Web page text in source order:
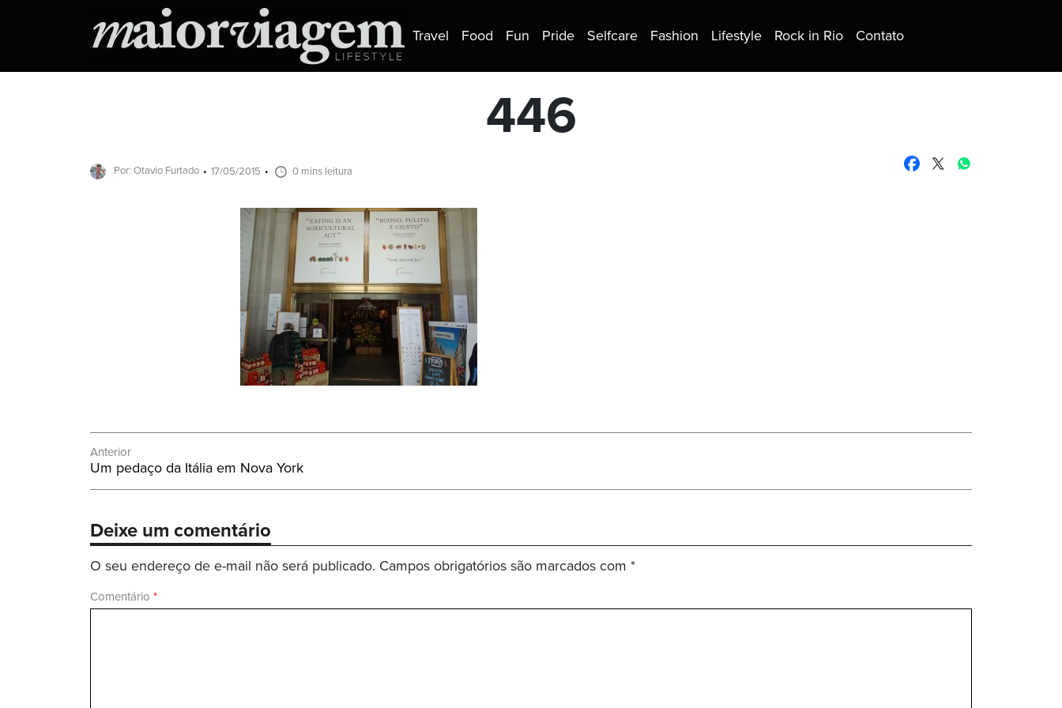
Travel Food Fun Pride Selfcare Fashion Lifestyle Rock in Rio Contato
446
Por: Otavio Furtado 17/05/2015 0 mins leitura
Navegação
de
Anterior
Post
Anterior:
Um pedaço da Itália em Nova York
Deixe um comentário
O seu endereço de e-mail não será publicado. Campos obrigatórios são marcados com *
Comentário *